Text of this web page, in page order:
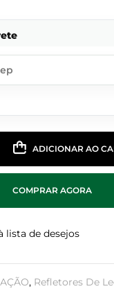
ADICIONAR AO
COMPRAR AGORA
lista de desejos
, Refletores De